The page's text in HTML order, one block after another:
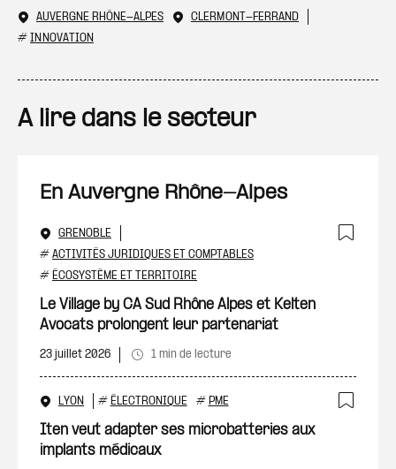
AUVERGNE RHÔNE-ALPES
CLERMONT-FERRAND
# INNOVATION
A lire dans le secteur
En Auvergne Rhône-Alpes
GRENOBLE
# ACTIVITÉS JURIDIQUES ET COMPTABLES
# ÉCOSYSTÈME ET TERRITOIRE
Le Village by CA Sud Rhône Alpes et Kelten
Avocats prolongent leur partenariat
23 juillet 2026 1 min de lecture
LYON # ÉLECTRONIQUE # PME
Iten veut adapter ses microbatteries aux
implants médicaux